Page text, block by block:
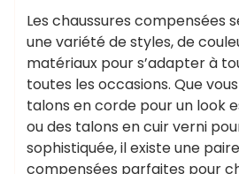
Les chaussures compensées
une variété de styles, de
matériaux pour s’adapter à
toutes les occasions. Que
talons en corde pour un look
ou des talons en cuir verni
sophistiquée, il existe une
compensées parfaites pour